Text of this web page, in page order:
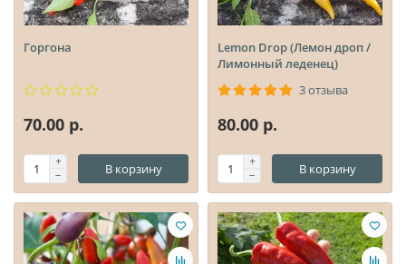
Горгона
70.00 р.
В корзину
Lemon Drop (Лемон дроп /
Лимонный леденец)
3 отзыва
80.00 р.
В корзину